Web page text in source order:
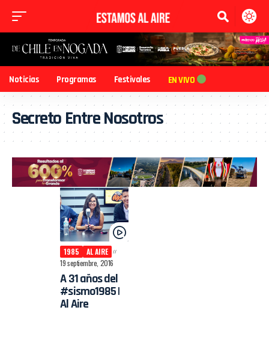
Noticias Programas Festivales EN VIVO
Secreto Entre Nosotros
1985
AL AIRE
19 septiembre, 2016
A 31 años del
#sismo1985 |
Al Aire